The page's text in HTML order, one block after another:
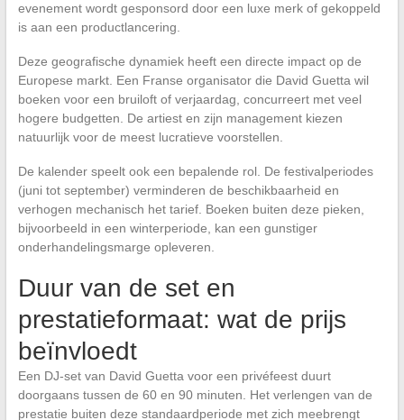
evenement wordt gesponsord door een luxe merk of gekoppeld
is aan een productlancering.
Deze geografische dynamiek heeft een directe impact op de
Europese markt. Een Franse organisator die David Guetta wil
boeken voor een bruiloft of verjaardag, concurreert met veel
hogere budgetten. De artiest en zijn management kiezen
natuurlijk voor de meest lucratieve voorstellen.
De kalender speelt ook een bepalende rol. De festivalperiodes
(juni tot september) verminderen de beschikbaarheid en
verhogen mechanisch het tarief. Boeken buiten deze pieken,
bijvoorbeeld in een winterperiode, kan een gunstiger
onderhandelingsmarge opleveren.
Duur van de set en
prestatieformaat: wat de prijs
beïnvloedt
Een DJ-set van David Guetta voor een privéfeest duurt
doorgaans tussen de 60 en 90 minuten. Het verlengen van de
prestatie buiten deze standaardperiode met zich meebrengt